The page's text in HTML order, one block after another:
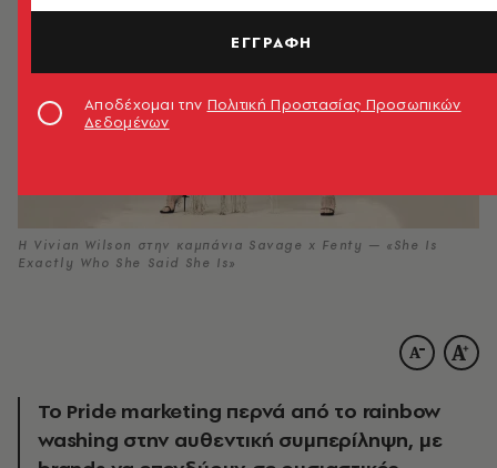
Η Vivian Wilson στην καμπάνια Savage x Fenty — «She Is
Exactly Who She Said She Is»
Το Pride marketing περνά από το rainbow
washing στην αυθεντική συμπερίληψη, με
ΕΓΓΡΑΦΗ
Αποδέχομαι την Πολιτική Προστασίας Προσωπικών
Δεδομένων